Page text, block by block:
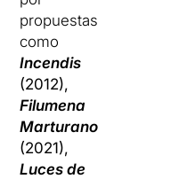
propuestas
como
Incendis
(2012),
Filumena
Marturano
(2021),
Luces de